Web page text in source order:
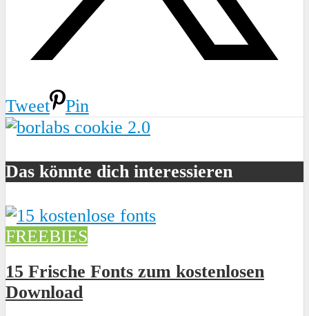
Tweet Pin
Das könnte dich interessieren
FREEBIES
15 Frische Fonts zum kostenlosen
Download